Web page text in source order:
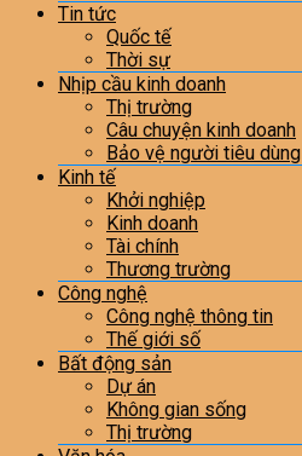
Tin tức
Quốc tế
Thời sự
Nhịp cầu kinh doanh
Thị trường
Câu chuyện kinh doanh
Bảo vệ người tiêu dùng
Kinh tế
Khởi nghiệp
Kinh doanh
Tài chính
Thương trường
Công nghệ
Công nghệ thông tin
Thế giới số
Bất động sản
Dự án
Không gian sống
Thị trường